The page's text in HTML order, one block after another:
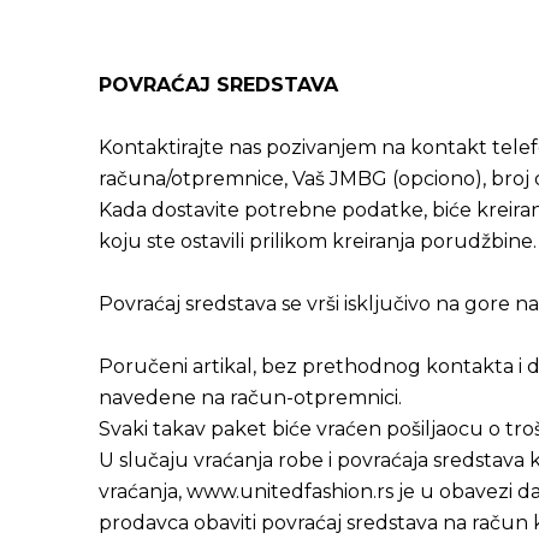
POVRAĆAJ SREDSTAVA
Kontaktirajte nas pozivanjem na kontakt
računa/otpremnice, Vaš JMBG (opciono),
Kada dostavite potrebne podatke, biće
koju ste ostavili prilikom kreiranja
Povraćaj sredstava se vrši isključivo na gore
Poručeni artikal, bez prethodnog kontakta i
navedene na račun-otpremnici.
Svaki takav paket biće vraćen pošiljaocu o
U slučaju vraćanja robe i povraćaja
vraćanja, www.unitedfashion.rs je u obavezi
prodavca obaviti povraćaj sredstava na račun